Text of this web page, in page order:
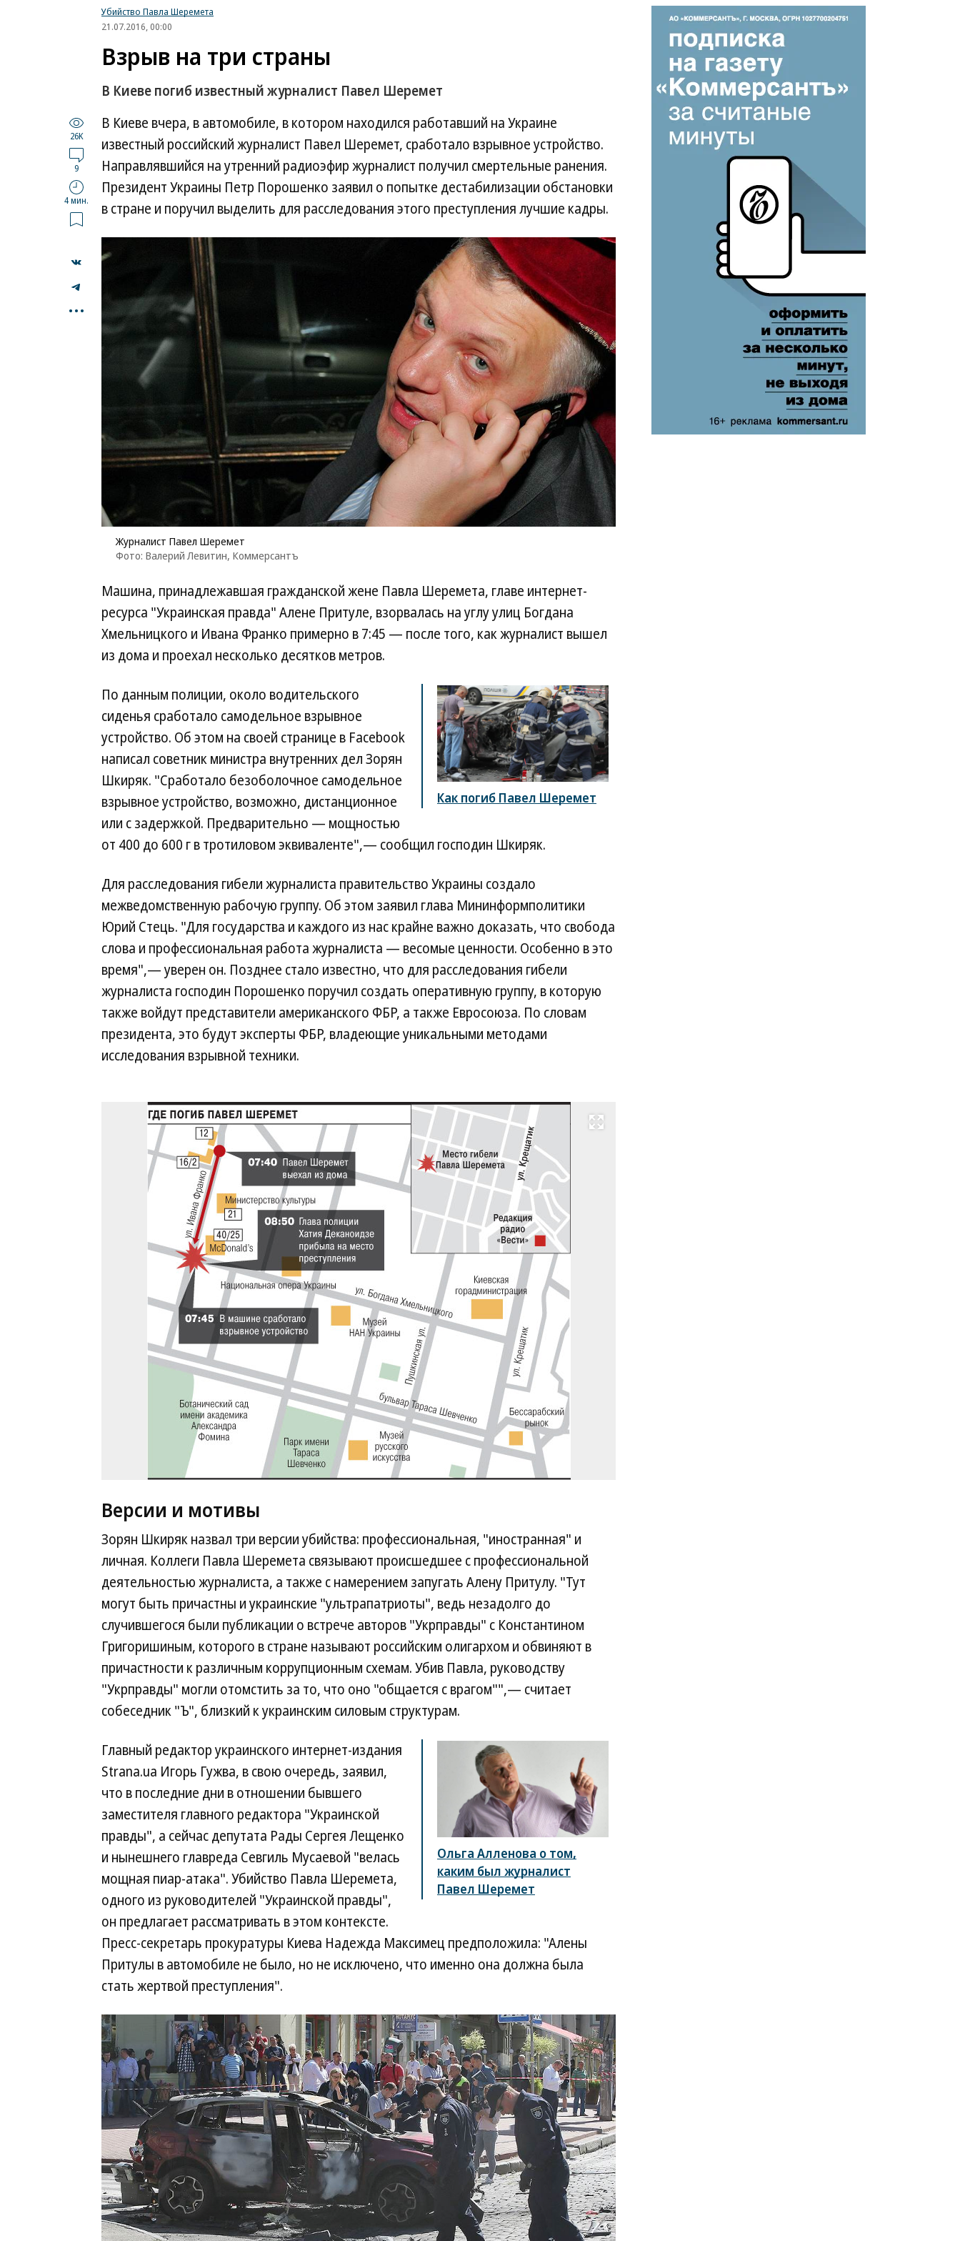
Убийство Павла Шеремета
21.07.2016, 00:00
Взрыв на три страны
В Киеве погиб известный журналист Павел Шеремет
26K
9
4 мин.
...
В Киеве вчера, в автомобиле, в котором находился работавший на Украине
известный российский журналист Павел Шеремет, сработало взрывное устройство.
Направлявшийся на утренний радиоэфир журналист получил смертельные ранения.
Президент Украины Петр Порошенко заявил о попытке дестабилизации обстановки
в стране и поручил выделить для расследования этого преступления лучшие кадры.
Журналист Павел Шеремет
Фото: Валерий Левитин, Коммерсантъ
Машина, принадлежавшая гражданской жене Павла Шеремета, главе интернет-
ресурса "Украинская правда" Алене Притуле, взорвалась на углу улиц Богдана
Хмельницкого и Ивана Франко примерно в 7:45 — после того, как журналист вышел
из дома и проехал несколько десятков метров.
Как погиб Павел Шеремет
По данным полиции, около водительского
сиденья сработало самодельное взрывное
устройство. Об этом на своей странице в Facebook
написал советник министра внутренних дел Зорян
Шкиряк. "Сработало безоболочное самодельное
взрывное устройство, возможно, дистанционное
или с задержкой. Предварительно — мощностью
от 400 до 600 г в тротиловом эквиваленте",— сообщил господин Шкиряк.
Для расследования гибели журналиста правительство Украины создало
межведомственную рабочую группу. Об этом заявил глава Мининформполитики
Юрий Стець. "Для государства и каждого из нас крайне важно доказать, что свобода
слова и профессиональная работа журналиста — весомые ценности. Особенно в это
время",— уверен он. Позднее стало известно, что для расследования гибели
журналиста господин Порошенко поручил создать оперативную группу, в которую
также войдут представители американского ФБР, а также Евросоюза. По словам
президента, это будут эксперты ФБР, владеющие уникальными методами
исследования взрывной техники.
Развернуть на весь экран
Версии и мотивы
Зорян Шкиряк назвал три версии убийства: профессиональная, "иностранная" и
личная. Коллеги Павла Шеремета связывают происшедшее с профессиональной
деятельностью журналиста, а также с намерением запугать Алену Притулу. "Тут
могут быть причастны и украинские "ультрапатриоты", ведь незадолго до
случившегося были публикации о встрече авторов "Укрправды" с Константином
Григоришиным, которого в стране называют российским олигархом и обвиняют в
причастности к различным коррупционным схемам. Убив Павла, руководству
"Укрправды" могли отомстить за то, что оно "общается с врагом"",— считает
собеседник "Ъ", близкий к украинским силовым структурам.
Ольга Алленова о том,
каким был журналист
Павел Шеремет
Главный редактор украинского интернет-издания
Strana.ua Игорь Гужва, в свою очередь, заявил,
что в последние дни в отношении бывшего
заместителя главного редактора "Украинской
правды", а сейчас депутата Рады Сергея Лещенко
и нынешнего главреда Севгиль Мусаевой "велась
мощная пиар-атака". Убийство Павла Шеремета,
одного из руководителей "Украинской правды",
он предлагает рассматривать в этом контексте.
Пресс-секретарь прокуратуры Киева Надежда Максимец предположила: "Алены
Притулы в автомобиле не было, но не исключено, что именно она должна была
стать жертвой преступления".